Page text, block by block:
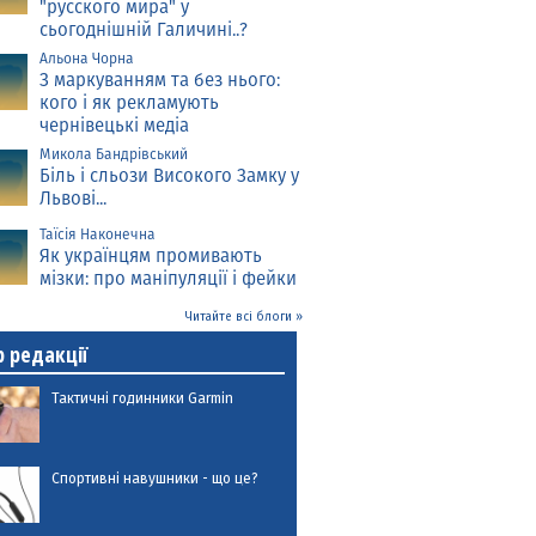
"русского мира" у
сьогоднішній Галичині..?
Альона Чорна
З маркуванням та без нього:
кого і як рекламують
чернівецькі медіа
Микола Бандрівський
Біль і сльози Високого Замку у
Львові...
Таїсія Наконечна
Як українцям промивають
мізки: про маніпуляції і фейки
Читайте всі блоги »
редакції
Тактичні годинники Garmin
Спортивні навушники - що це?